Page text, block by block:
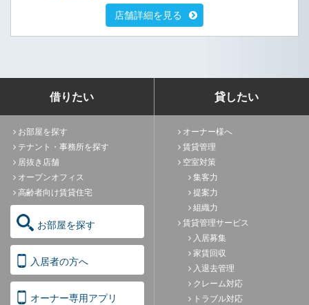
店舗詳細を見る
借りたい
お部屋を探す
テナント・事務所を探す
居抜き店舗
オープンオフィス
高齢者向け賃貸住宅
お部屋を探す
入居者の方へ
オーナー専用アプリ
貸したい
オーナー様へ
賃貸管理
空室対策
集客力
提案力
組織力
賃貸管理サービス
入居募集
家賃回収
入退去管理
クレーム対応
トラブル対応